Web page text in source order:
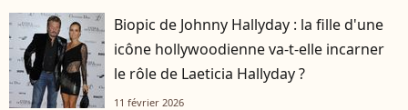
Biopic de Johnny Hallyday : la fille d'une
icône hollywoodienne va-t-elle incarner
le rôle de Laeticia Hallyday ?
11 février 2026